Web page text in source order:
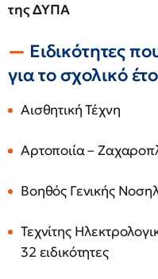
της ΔΥΠΑ
Ειδικότητες
για το σχολικό
Αισθητική Τέχνη
Αρτοποιία –
Βοηθός Γενικής
Τεχνίτης
32 ειδικότητες